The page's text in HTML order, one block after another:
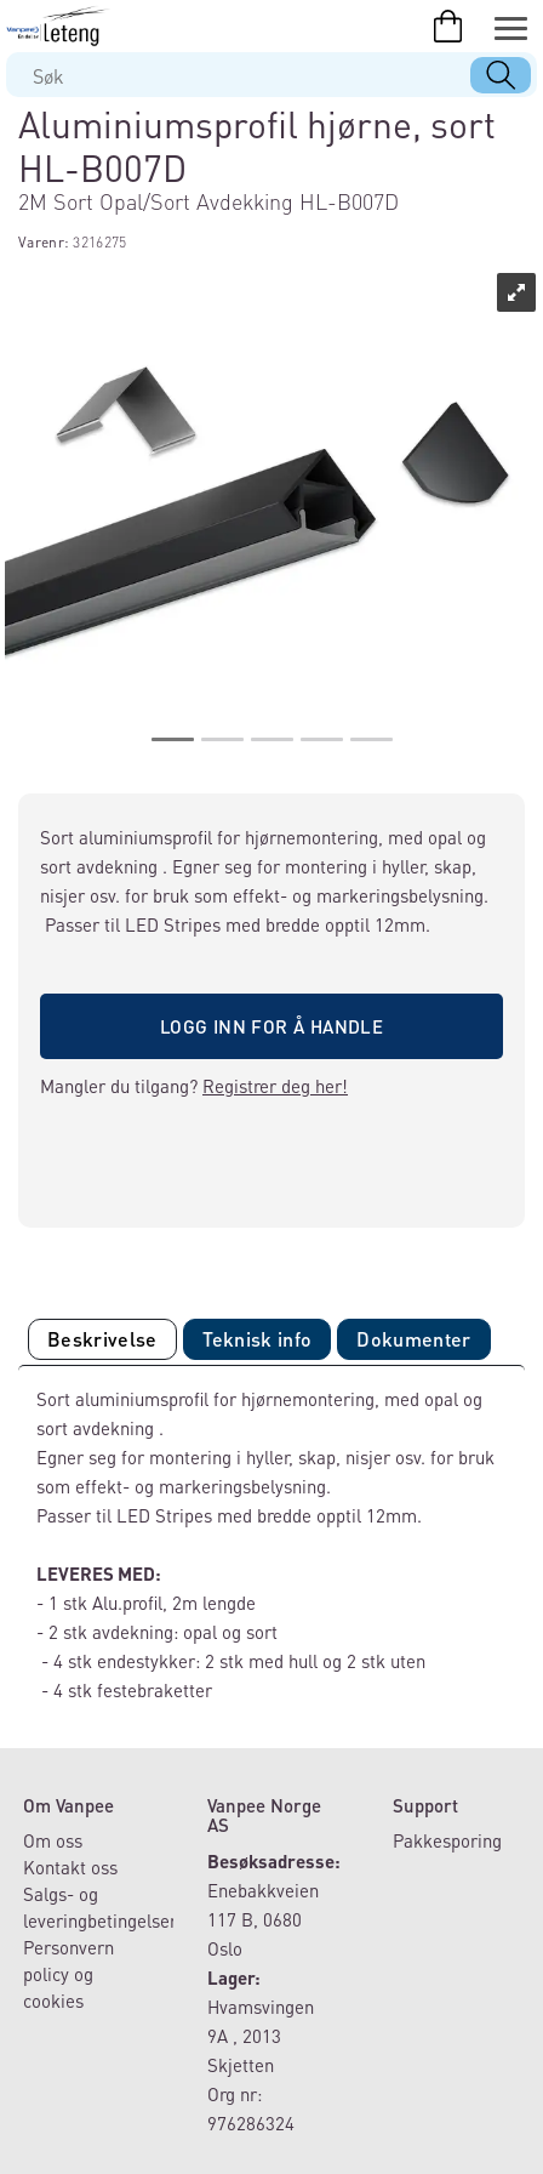
Aluminiumsprofil hjørne, sort
HL-B007D
2M Sort Opal/Sort Avdekking HL-B007D
Varenr:3216275
Sort aluminiumsprofil for hjørnemontering, med opal og
sort avdekning . Egner seg for montering i hyller, skap,
nisjer osv. for bruk som effekt- og markeringsbelysning.
Passer til LED Stripes med bredde opptil 12mm.
LOGG INN FOR Å HANDLE
Mangler du tilgang? Registrer deg her!
Beskrivelse Teknisk info Dokumenter
Sort aluminiumsprofil for hjørnemontering, med opal og
sort avdekning .
Egner seg for montering i hyller, skap, nisjer osv. for bruk
som effekt- og markeringsbelysning.
Passer til LED Stripes med bredde opptil 12mm.
LEVERES MED:
- 1 stk Alu.profil, 2m lengde
- 2 stk avdekning: opal og sort
- 4 stk endestykker: 2 stk med hull og 2 stk uten
- 4 stk festebraketter
Om Vanpee
Om oss
Kontakt oss
Salgs- og
leveringbetingelser
Personvern
policy og
cookies
Vanpee Norge
AS
Besøksadresse:
Enebakkveien
117 B, 0680
Oslo
Lager:
Hvamsvingen
9A , 2013
Skjetten
Org nr:
976286324
Support
Pakkesporing